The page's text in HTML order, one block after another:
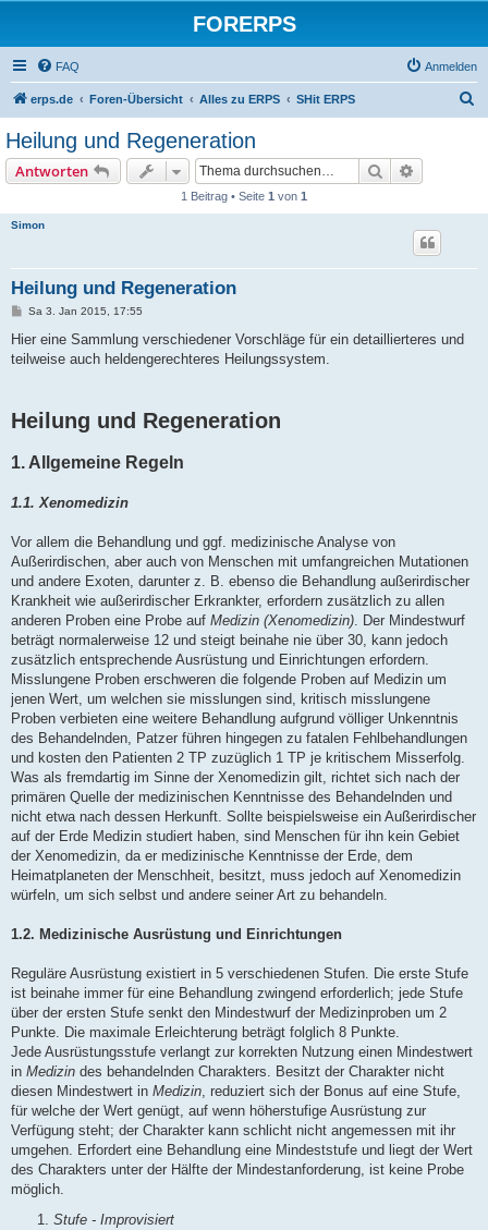
FORERPS
FAQ Anmelden
erps.de Foren-Übersicht Alles zu ERPS SHit ERPS
Heilung und Regeneration
Antworten Suche
1 Beitrag • Seite 1 von 1
Simon
Heilung und Regeneration
B
i
r
Sa 3. Jan 2015, 17:55
Hier eine Sammlung verschiedener Vorschläge für ein detaillierteres und
teilweise auch heldengerechteres Heilungssystem.
Heilung und Regeneration
1. Allgemeine Regeln
1.1. Xenomedizin
Vor allem die Behandlung und ggf. medizinische Analyse von
Außerirdischen, aber auch von Menschen mit umfangreichen Mutationen
und andere Exoten, darunter z. B. ebenso die Behandlung außerirdischer
Krankheit wie außerirdischer Erkrankter, erfordern zusätzlich zu allen
anderen Proben eine Probe auf Medizin (Xenomedizin). Der Mindestwurf
beträgt normalerweise 12 und steigt beinahe nie über 30, kann jedoch
zusätzlich entsprechende Ausrüstung und Einrichtungen erfordern.
Misslungene Proben erschweren die folgende Proben auf Medizin um
jenen Wert, um welchen sie misslungen sind, kritisch misslungene
Proben verbieten eine weitere Behandlung aufgrund völliger Unkenntnis
des Behandelnden, Patzer führen hingegen zu fatalen Fehlbehandlungen
und kosten den Patienten 2 TP zuzüglich 1 TP je kritischem Misserfolg.
Was als fremdartig im Sinne der Xenomedizin gilt, richtet sich nach der
primären Quelle der medizinischen Kenntnisse des Behandelnden und
nicht etwa nach dessen Herkunft. Sollte beispielsweise ein Außerirdischer
auf der Erde Medizin studiert haben, sind Menschen für ihn kein Gebiet
der Xenomedizin, da er medizinische Kenntnisse der Erde, dem
Heimatplaneten der Menschheit, besitzt, muss jedoch auf Xenomedizin
würfeln, um sich selbst und andere seiner Art zu behandeln.
1.2. Medizinische Ausrüstung und Einrichtungen
Reguläre Ausrüstung existiert in 5 verschiedenen Stufen. Die erste Stufe
ist beinahe immer für eine Behandlung zwingend erforderlich; jede Stufe
über der ersten Stufe senkt den Mindestwurf der Medizinproben um 2
Punkte. Die maximale Erleichterung beträgt folglich 8 Punkte.
Jede Ausrüstungsstufe verlangt zur korrekten Nutzung einen Mindestwert
in Medizin des behandelnden Charakters. Besitzt der Charakter nicht
diesen Mindestwert in Medizin, reduziert sich der Bonus auf eine Stufe,
für welche der Wert genügt, auf wenn höherstufige Ausrüstung zur
Verfügung steht; der Charakter kann schlicht nicht angemessen mit ihr
umgehen. Erfordert eine Behandlung eine Mindeststufe und liegt der Wert
des Charakters unter der Hälfte der Mindestanforderung, ist keine Probe
möglich.
Stufe - Improvisiert